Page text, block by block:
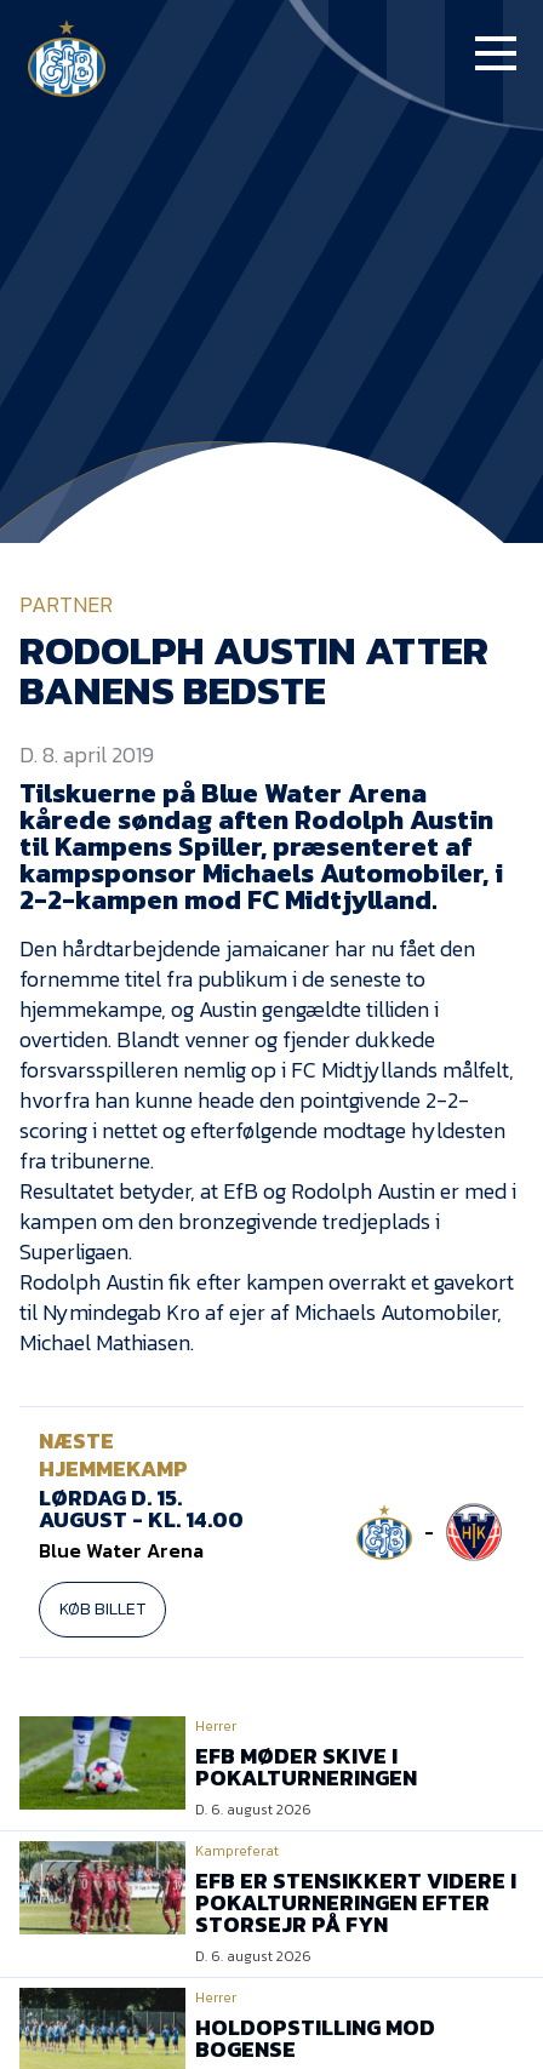
BLUE WATER
NYHEDER
EfB Akademi
Sydvestjysk Fodbold
Samarbejde
Partnere
Blue Water Arena
Aktionærinformation
Kontakt
Job i EfB
Presse
PARTNER
RODOLPH AUSTIN ATTER
BANENS BEDSTE
D. 8. april 2019
Tilskuerne på Blue Water Arena
kårede søndag aften Rodolph Austin
til Kampens Spiller, præsenteret af
kampsponsor Michaels Automobiler, i
2-2-kampen mod FC Midtjylland.
Den hårdtarbejdende jamaicaner har nu fået den
fornemme titel fra publikum i de seneste to
hjemmekampe, og Austin gengældte tilliden i
overtiden. Blandt venner og fjender dukkede
forsvarsspilleren nemlig op i FC Midtjyllands målfelt,
hvorfra han kunne heade den pointgivende 2-2-
scoring i nettet og efterfølgende modtage hyldesten
fra tribunerne.
Resultatet betyder, at EfB og Rodolph Austin er med i
kampen om den bronzegivende tredjeplads i
Superligaen.
Rodolph Austin fik efter kampen overrakt et gavekort
til Nymindegab Kro af ejer af Michaels Automobiler,
Michael Mathiasen.
NÆSTE
HJEMMEKAMP
LØRDAG D. 15.
AUGUST - KL. 14.00
Blue Water Arena
KØB BILLET
-
Herrer
EFB MØDER SKIVE I
POKALTURNERINGEN
D. 6. august 2026
Kampreferat
EFB ER STENSIKKERT VIDERE I
POKALTURNERINGEN EFTER
STORSEJR PÅ FYN
D. 6. august 2026
Herrer
HOLDOPSTILLING MOD
BOGENSE